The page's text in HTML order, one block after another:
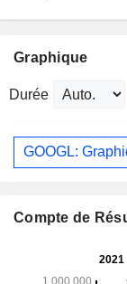
Graphique
Durée
GOOGL:
Compte de